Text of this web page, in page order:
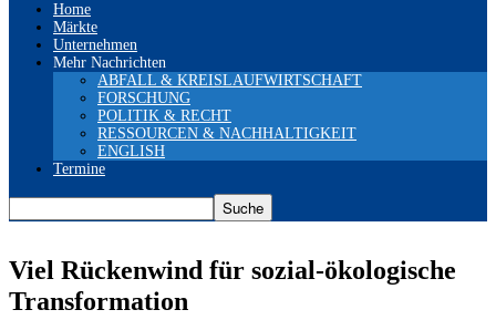
Home
Märkte
Unternehmen
Mehr Nachrichten
ABFALL & KREISLAUFWIRTSCHAFT
FORSCHUNG
POLITIK & RECHT
RESSOURCEN & NACHHALTIGKEIT
ENGLISH
Termine
Viel Rückenwind für sozial-ökologische
Transformation